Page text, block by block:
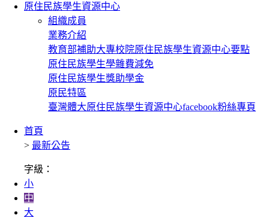
原住民族學生資源中心
組織成員
業務介紹
教育部補助大專校院原住民族學生資源中心要點
原住民族學生學雜費減免
原住民族學生獎助學金
原民特區
臺灣體大原住民族學生資源中心facebook粉絲專頁
首頁
> 最新公告
字級：
小
中
大